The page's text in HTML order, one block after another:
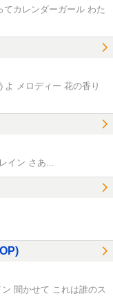
カレンダーガール わた
メロディー 花の香り
イン さあ...
聞かせて これは誰のス